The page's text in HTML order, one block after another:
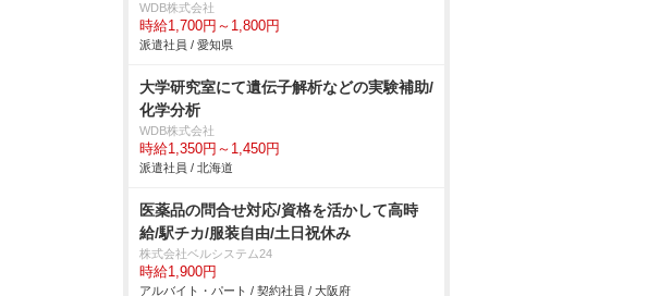
WDB株式会社
時給1,700円～1,800円
派遣社員 / 愛知県
大学研究室にて遺伝子解析などの実験補助/
化学分析
WDB株式会社
時給1,350円～1,450円
派遣社員 / 北海道
医薬品の問合せ対応/資格を活かして高時
給/駅チカ/服装自由/土日祝休み
株式会社ベルシステム24
時給1,900円
アルバイト・パート / 契約社員 / 大阪府